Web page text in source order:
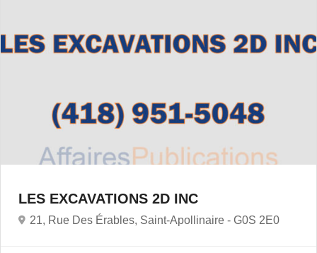
LES EXCAVATIONS 2D INC
21, Rue Des Érables, Saint-Apollinaire - G0S 2E0